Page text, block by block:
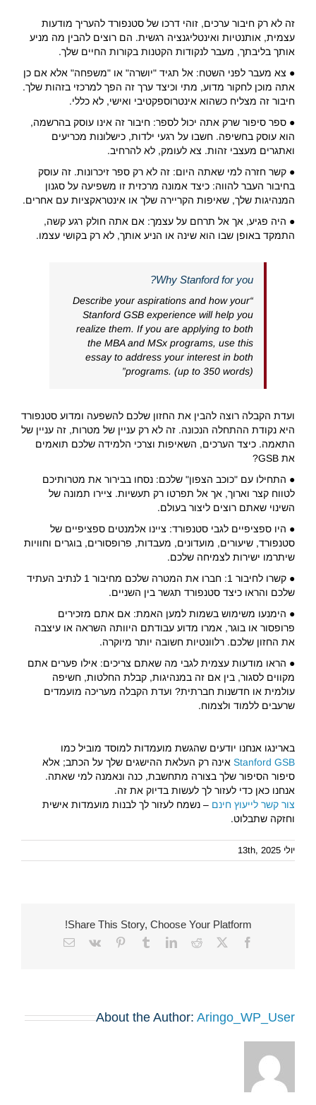
זה לא רק חיבור ערכים, זוהי דרכו של סטנפורד להעריך מודעות
עצמית, אותנטיות ואינטליגנציה רגשית. הם רוצים להבין מה מניע
אותך בליבתך, מעבר לנקודות הקטנות בקורות החיים שלך.
● צא מעבר לפני השטח: אל תגיד "יושרה" או "משפחה" אלא אם כן
אתה מוכן לחקור מדוע, מתי וכיצד ערך זה הפך למרכזי בזהות שלך.
חיבור זה מצליח כשהוא אינטרוספקטיבי ואישי, לא כללי.
● ספר סיפור שרק אתה יכול לספר: חיבור זה אינו עוסק בהרשמה,
הוא עוסק בחשיפה. חשבו על רגעי ילדות, כישלונות מכריעים
ואתגרים מעצבי זהות. צא לעומק, לא להרחיב.
● קשר חזרה למי שאתה היום: זה לא רק ספר זיכרונות. זה עוסק
בחיבור העבר להווה: כיצד אמונה מרכזית זו משפיעה על סגנון
המנהיגות שלך, שאיפות הקריירה שלך או אינטראקציות עם אחרים.
● היה פגיע, אך אל תרחם על עצמך: אם אתה חולק רגע קשה,
התמקד באופן שבו הוא שינה או הניע אותך, לא רק בקושי עצמו.
Why Stanford for you?
“Describe your aspirations and how your
Stanford GSB experience will help you
realize them. If you are applying to both
the MBA and MSx programs, use this
essay to address your interest in both
programs. (up to 350 words)”
ועדת הקבלה רוצה להבין את החזון שלכם להשפעה ומדוע סטנפורד
היא נקודת ההתחלה הנכונה. זה לא רק עניין של מטרות, זה עניין של
התאמה. כיצד הערכים, השאיפות וצרכי הלמידה שלכם תואמים
את GSB?
● התחילו עם "כוכב הצפון" שלכם: נסחו בבירור את מטרותיכם
לטווח קצר וארוך, אך אל תפרטו רק תעשיות. ציירו תמונה של
השינוי שאתם רוצים ליצור בעולם.
● היו ספציפיים לגבי סטנפורד: ציינו אלמנטים ספציפיים של
סטנפורד, שיעורים, מועדונים, מעבדות, פרופסורים, בוגרים וחוויות
שיתרמו ישירות לצמיחה שלכם.
● קשרו לחיבור 1: חברו את המטרה שלכם מחיבור 1 לנתיב העתיד
שלכם והראו כיצד סטנפורד תגשר בין השניים.
● הימנעו משימוש בשמות למען האמת: אם אתם מזכירים
פרופסור או בוגר, אמרו מדוע עבודתם היוותה השראה או עיצבה
את החזון שלכם. רלוונטיות חשובה יותר מיוקרה.
● הראו מודעות עצמית לגבי מה שאתם צריכים: אילו פערים אתם
מקווים לסגור, בין אם זה במנהיגות, קבלת החלטות, חשיפה
עולמית או חדשנות חברתית? ועדת הקבלה מעריכה מועמדים
שרעבים ללמוד ולצמוח.
בארינגו אנחנו יודעים שהגשת מועמדות למוסד מוביל כמו
Stanford GSB אינה רק העלאת ההישגים שלך על הכתב; אלא
סיפור הסיפור שלך בצורה מתחשבת, כנה ונאמנה למי שאתה.
אנחנו כאן כדי לעזור לך לעשות בדיוק את זה.
צור קשר לייעוץ חינם – נשמח לעזור לך לבנות מועמדות אישית
וחזקה שתבלוט.
יולי 13th, 2025
Share This Story, Choose Your Platform!
Facebook
X
Reddit
LinkedIn
Tumblr
Pinterest
Vk
Email
About the Author: Aringo_WP_User